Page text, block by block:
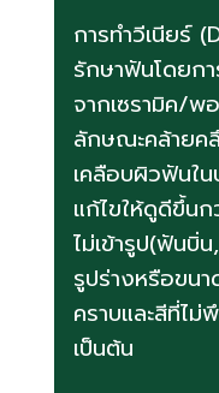
การทำวีเนียร์
รักษาฟันโดยก
จากเซรามิค/พ
ลักษณะคล้ายค
เคลือบผิวฟันใ
แก้ไขให้ดูดีขึ้น
ไม่เข้ารูป(ฟัน
รูปร่างหรือขน
คราบและสีที่ไ
เป็นต้น